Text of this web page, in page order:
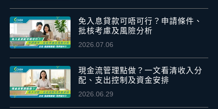
免入息貸款可唔可行？申請條件、
批核考慮及風險分析
2026.07.06
現金流管理點做？一文看清收入分
配、支出控制及資金安排
2026.06.29